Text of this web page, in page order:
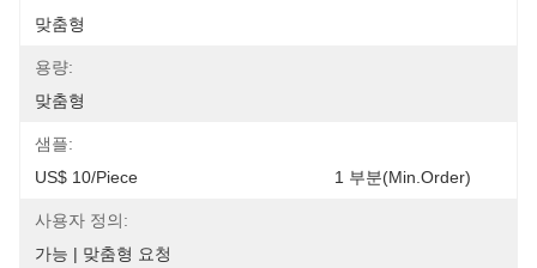
맞춤형
용량:
맞춤형
샘플:
사용자 정의:
가능 | 맞춤형 요청